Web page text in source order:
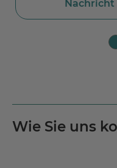
Nachricht
Wie Sie uns